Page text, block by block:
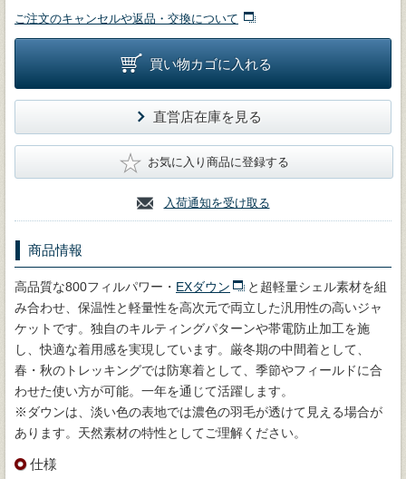
ご注文のキャンセルや返品・交換について
買い物カゴに入れる
直営店在庫を見る
★ お気に入り商品に登録する
入荷通知を受け取る
商品情報
高品質な800フィルパワー・ EXダウン
と超軽量シェル素材を組
み合わせ、保温性と軽量性を高次元で両立した汎用性の高いジャ
ケットです。独自のキルティングパターンや帯電防止加工を施
し、快適な着用感を実現しています。厳冬期の中間着として、
春・秋のトレッキングでは防寒着として、季節やフィールドに合
わせた使い方が可能。一年を通じて活躍します。
※ダウンは、淡い色の表地では濃色の羽毛が透けて見える場合が
あります。天然素材の特性としてご理解ください。
仕様